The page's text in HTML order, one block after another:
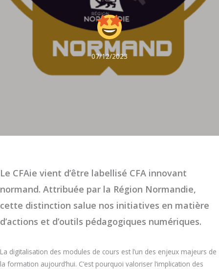
07/12/2023
Le CFAie vient d’être labellisé CFA innovant
normand. Attribuée par la Région Normandie,
cette distinction salue nos initiatives en matière
d’actions et d’outils pédagogiques numériques.
La digitalisation des modules de cours est l’un des enjeux majeurs de
la formation aujourd’hui. C’est pourquoi valoriser l’implication des